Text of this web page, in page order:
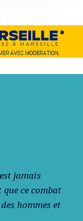
jamais
que ce combat
hommes et